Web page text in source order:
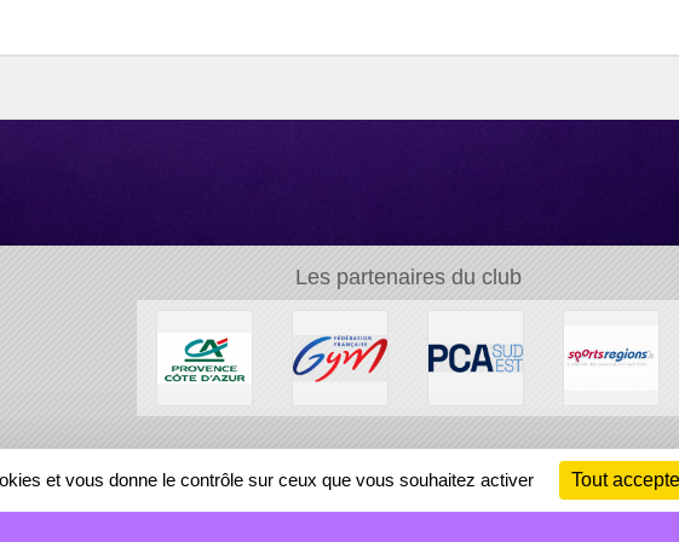
Les partenaires du club
et vous donne le contrôle sur ceux que vous souhaitez activer Tout